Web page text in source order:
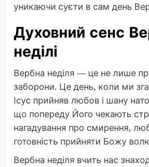
уникаючи суєти в сам день
Духовний сенс
неділі
Вербна неділя — це не лише
заборони. Це день, коли ми
Ісус прийняв любов і шану
що попереду Його чекають
нагадування про смирення,
готовність прийняти Божу
Вербна неділя вчить нас